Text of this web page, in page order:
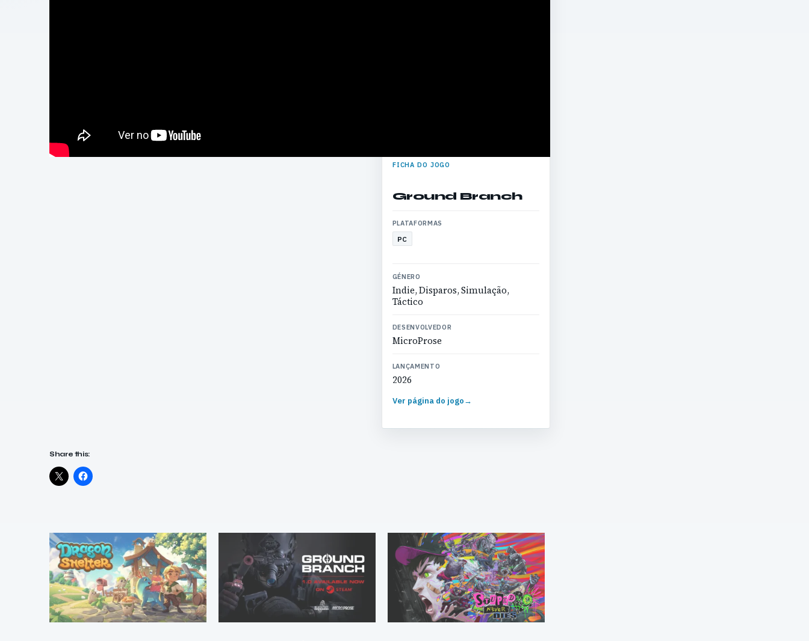
FICHA DO JOGO
Ground Branch
PLATAFORMAS
PC
GÉNERO
Indie, Disparos, Simulação,
Táctico
DESENVOLVEDOR
MicroProse
LANÇAMENTO
2026
Ver página do jogo→
Share this: